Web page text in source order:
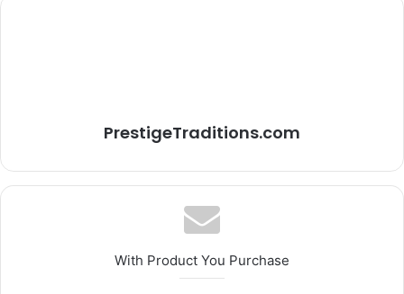
PrestigeTraditions.com
With Product You Purchase